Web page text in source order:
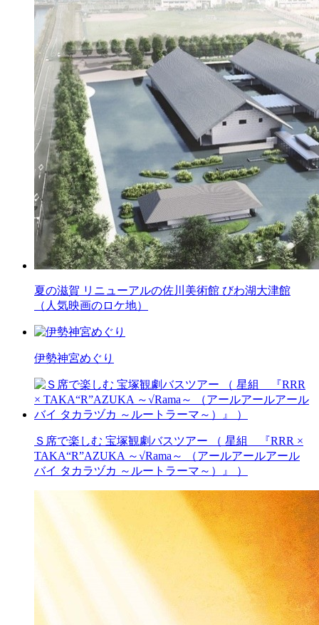
夏の滋賀 リニューアルの佐川美術館 びわ湖大津館
（人気映画のロケ地）
伊勢神宮めぐり
Ｓ席で楽しむ 宝塚観劇バスツアー （ 星組 『RRR ×
TAKA“R”AZUKA ～√Rama～ （アールアールアール
バイ タカラヅカ ～ルートラーマ～）』 ）